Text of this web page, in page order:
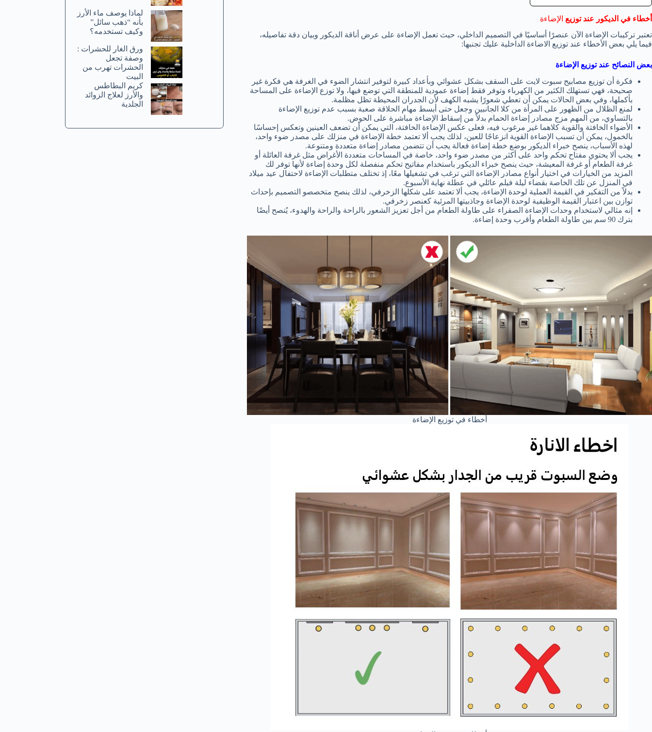
أخطاء في الديكور عند توزيع الإضاءة
تعتبر تركيبات الإضاءة الآن عنصرًا أساسيًا في التصميم الداخلي، حيث تعمل الإضاءة على عرض أناقة الديكور وبيان دقة تفاصيله،
فيما يلي بعض الأخطاء عند توزيع الاضاءة الداخلية عليك تجنبها:
بعض النصائح عند توزيع الإضاءة
فكرة أن توزيع مصابيح سبوت لايت على السقف بشكل عشوائي وبأعداد كبيرة لتوفير انتشار الضوء في الغرفة هي فكرة غير
صحيحة، فهي تستهلك الكثير من الكهرباء وتوفر فقط إضاءة عمودية للمنطقة التي توضع فيها، ولا توزع الإضاءة على المساحة
بأكملها، وفي بعض الحالات يمكن أن تعطي شعورًا يشبه الكهف لأن الجدران المحيطة تظل مظلمة.
لمنع الظلال من الظهور على المرأة من كلا الجانبين وجعل حتى أبسط مهام الحلاقة صعبة بسبب عدم توزيع الإضاءة
بالتساوي، من المهم مزج مصادر إضاءة الحمام بدلاً من إسقاط الإضاءة مباشرة على الحوض.
الأضواء الخافتة والقوية كلاهما غير مرغوب فيه، فعلى عكس الإضاءة الخافتة، التي يمكن أن تضعف العينين وتعكس إحساسًا
بالخمول، يمكن أن تسبب الإضاءة القوية انزعاجًا للعين، لذلك يجب ألا تعتمد خطة الإضاءة في منزلك على مصدر ضوء واحد،
لهذه الأسباب، ينصح خبراء الديكور بوضع خطة إضاءة فعالة يجب أن تتضمن مصادر إضاءة متعددة ومتنوعة.
يجب ألا يحتوي مفتاح تحكم واحد على أكثر من مصدر ضوء واحد، خاصة في المساحات متعددة الأغراض مثل غرفة العائلة أو
غرفة الطعام أو غرفة المعيشة، حيث ينصح خبراء الديكور باستخدام مفاتيح تحكم منفصلة لكل وحدة إضاءة لأنها توفر لك
المزيد من الخيارات في اختيار أنواع مصادر الإضاءة التي ترغب في تشغيلها معًا، إذ تختلف متطلبات الإضاءة لاحتفال عيد ميلاد
في المنزل عن تلك الخاصة بقضاء ليلة فيلم عائلي في عطلة نهاية الأسبوع.
بدلاً من التفكير في القيمة العملية لوحدة الإضاءة، يجب ألا تعتمد على شكلها الزخرفي، لذلك ينصح متخصصو التصميم بإحداث
توازن بين اعتبار القيمة الوظيفية لوحدة الإضاءة وجاذبيتها المرئية كعنصر زخرفي.
إنه مثالي لاستخدام وحدات الإضاءة الصفراء على طاولة الطعام من أجل تعزيز الشعور بالراحة والراحة والهدوء، يُنصح أيضًا
بترك 90 سم بين طاولة الطعام وأقرب وحدة إضاءة.
أخطاء في توزيع الإضاءة
لماذا يوصف ماء الأرز
بأنه “ذهب سائل”
وكيف تستخدمه؟
ورق الغار للحشرات :
وصفة تجعل
الحشرات تهرب من
البيت
كريم البطاطس
والأرز لعلاج الزوائد
الجلدية